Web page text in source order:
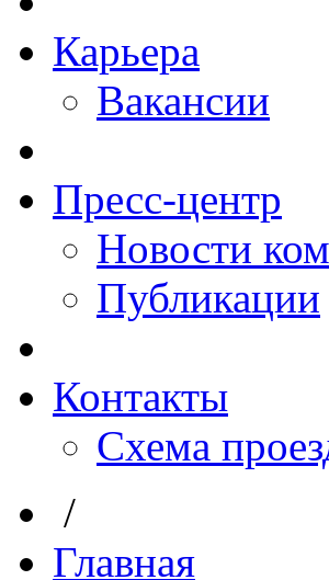
Карьера
Вакансии
Пресс-центр
Новости
Публикации
Контакты
Схема
/
Главная